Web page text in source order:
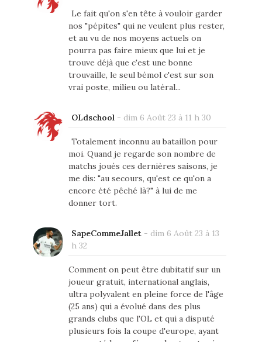
Le fait qu'on s'en tête à vouloir garder
nos "pépites" qui ne veulent plus rester,
et au vu de nos moyens actuels on
pourra pas faire mieux que lui et je
trouve déjà que c'est une bonne
trouvaille, le seul bémol c'est sur son
vrai poste, milieu ou latéral...
OLdschool - dim 6 Août 23 à 11 h 30
Totalement inconnu au bataillon pour
moi. Quand je regarde son nombre de
matchs joués ces dernières saisons, je
me dis: "au secours, qu'est ce qu'on a
encore été pêché là?" à lui de me
donner tort.
SapeCommeJallet- dim 6 Août 23 à 13
h 32
Comment on peut être dubitatif sur un
joueur gratuit, international anglais,
ultra polyvalent en pleine force de l'âge
(25 ans) qui a évolué dans des plus
grands clubs que l'OL et qui a disputé
plusieurs fois la coupe d'europe, ayant